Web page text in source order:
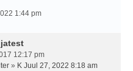
1:44 pm
12:17 pm
» K Juul 27, 2022 8:18 am